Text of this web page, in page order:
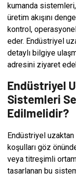
kumanda
üretim akışını
kontrol,
eder. Endüstriyel
detaylı bilgiye
adresini ziyaret
Endüstriyel
Sistemleri
Edilmelidir?
Endüstriyel
koşulları göz
veya titreşimli
tasarlanan bu